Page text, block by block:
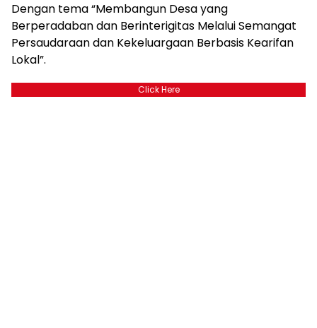
Dengan tema “Membangun Desa yang
Berperadaban dan Berinterigitas Melalui Semangat
Persaudaraan dan Kekeluargaan Berbasis Kearifan
Lokal”.
Click Here